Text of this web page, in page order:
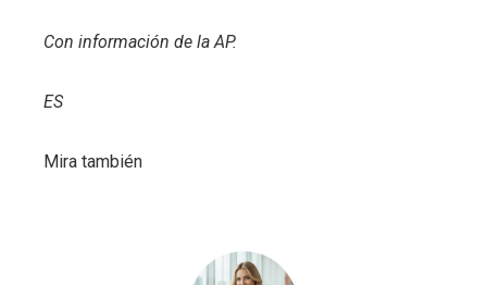
Con información de la AP.
ES
Mira también